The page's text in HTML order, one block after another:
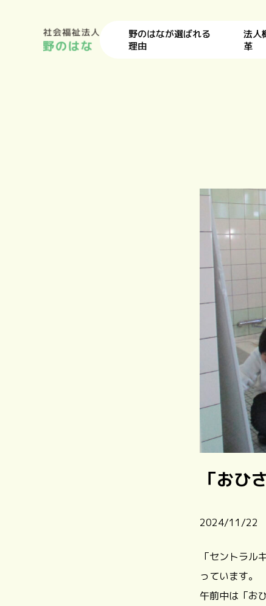
野のはなが選ばれる
理由
法人
革
「おひ
2024/11/22 |
「セントラル
っています。
午前中は「お